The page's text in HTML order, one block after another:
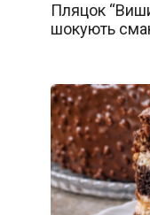
Пляцок
шокують